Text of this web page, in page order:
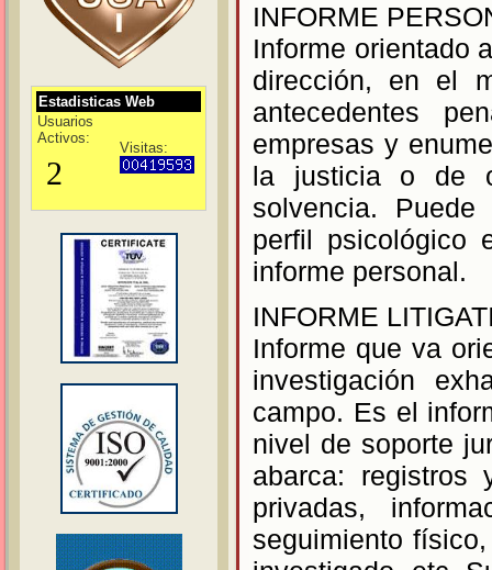
Estadisticas Web
Usuarios
Activos:
Visitas:
INFORME
Informe orientado
dirección, en el
antecedentes
empresas y
la justicia o de
solvencia.
perfil psicológico
informe personal.
INFORME
Informe que va
investigación
campo. Es el
nivel de soporte
abarca:
privadas,
seguimiento